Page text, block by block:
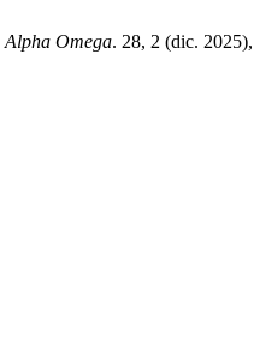
Alpha Omega. 28, 2 (dic.